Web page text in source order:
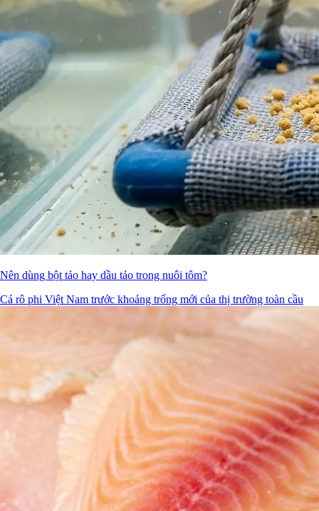
Nên dùng bột tảo hay dầu tảo trong nuôi tôm?
Cá rô phi Việt Nam trước khoảng trống mới của thị trường toàn cầu